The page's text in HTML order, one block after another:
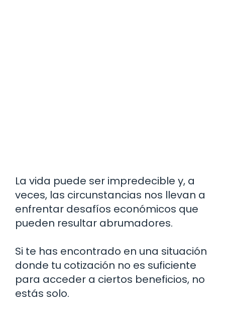
La vida puede ser impredecible y, a
veces, las circunstancias nos llevan a
enfrentar desafíos económicos que
pueden resultar abrumadores.
Si te has encontrado en una situación
donde tu cotización no es suficiente
para acceder a ciertos beneficios, no
estás solo.